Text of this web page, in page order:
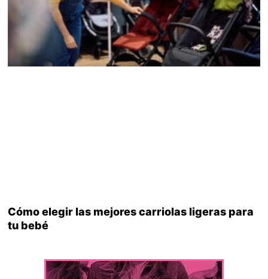
Cómo elegir las mejores carriolas ligeras para
tu bebé